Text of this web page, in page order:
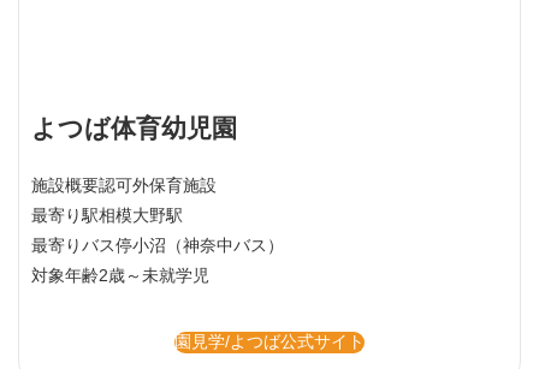
よつば体育幼児園
施設概要認可外保育施設
最寄り駅相模大野駅
最寄りバス停小沼（神奈中バス）
対象年齢2歳～未就学児
園見学/よつば公式サイト